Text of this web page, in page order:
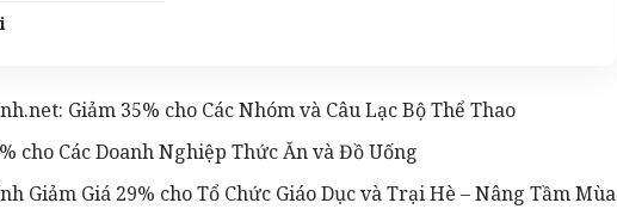
Giảm 35% cho Các Nhóm và Câu Lạc Bộ Thể Thao
cho Các Doanh Nghiệp Thức Ăn và Đồ Uống
Giảm Giá 29% cho Tổ Chức Giáo Dục và Trại Hè – Nâng Tầm Mùa